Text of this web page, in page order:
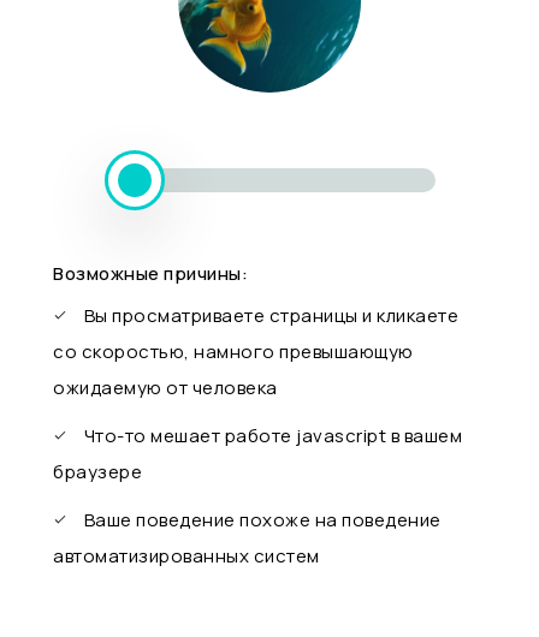
Возможные причины:
Вы просматриваете страницы и кликаете
со скоростью, намного превышающую
ожидаемую от человека
Что-то мешает работе javascript в вашем
браузере
Ваше поведение похоже на поведение
автоматизированных систем